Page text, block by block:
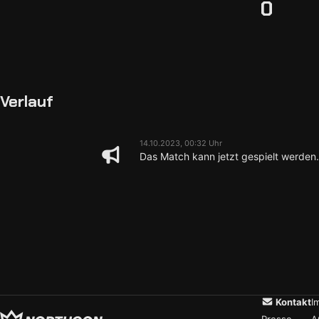
0
Verlauf
14.10.2023, 00:32 Uhr
Das Match kann jetzt gespielt werden.
Kontakt